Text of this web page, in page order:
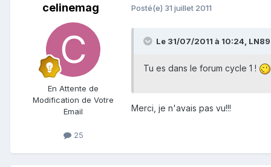
celinemag
En Attente de
Modification de Votre
Email
25
Posté(e) 31 juillet 2011
Le 31/07/2011 à 10:24,
Tu es dans le forum cycle 1 !
Merci, je n'avais pas vu!!!